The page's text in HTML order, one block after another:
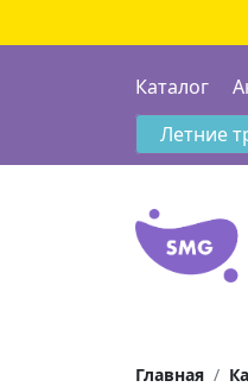
Каталог
Летние
Главная